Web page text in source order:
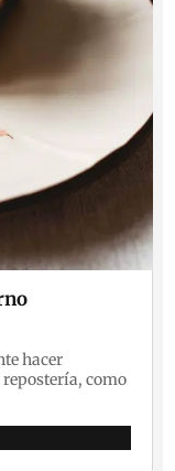
hacer
repostería, como